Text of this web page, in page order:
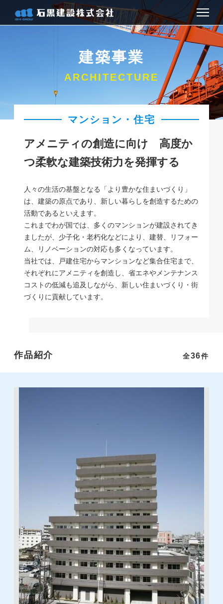
土木事業
お問い合わせ
建築事業
ARCHITECTURE
マンション・住宅
アメニティの創造に向け 高度か
つ柔軟な建築技術力を発揮する
人々の生活の基盤となる「より豊かな住まいづくり」
は、建築の原点であり、新しい暮らしを創造するための
活動であるといえます。
これまでわが国では、多くのマンションが建設されてき
ましたが、少子化・老朽化などにより、建替、リフォー
ム、リノベーションの対応も多くなっています。
当社では、戸建住宅からマンションなど集合住宅まで、
それぞれにアメニティを創造し、省エネやメンテナンス
コストの低減も追及しながら、新しい住まいづくり・街
づくりに貢献しています。
作品紹介 全36件